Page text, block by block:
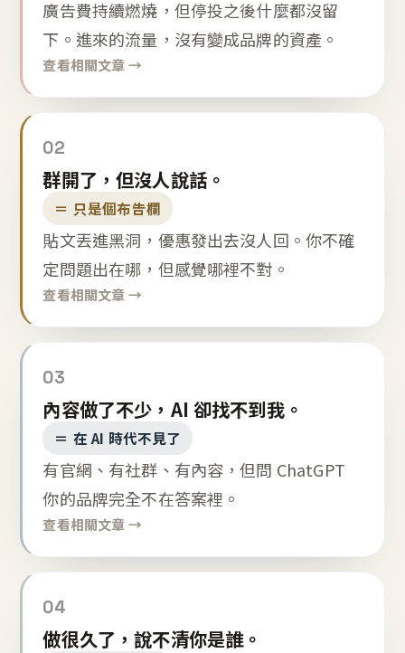
廣告費持續燃燒，但停投之後什麼都沒留
下。進來的流量，沒有變成品牌的資產。
查看相關文章 →
02
群開了，但沒人說話。
＝ 只是個布告欄
貼文丟進黑洞，優惠發出去沒人回。你不確
定問題出在哪，但感覺哪裡不對。
查看相關文章 →
03
內容做了不少，AI 卻找不到我。
＝ 在 AI 時代不見了
有官網、有社群、有內容，但問 ChatGPT
你的品牌完全不在答案裡。
查看相關文章 →
04
做很久了，說不清你是誰。